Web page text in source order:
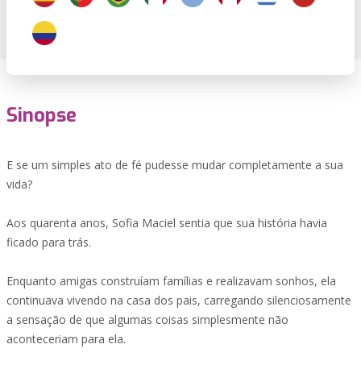
Sinopse
E se um simples ato de fé pudesse mudar completamente a sua
vida?
Aos quarenta anos, Sofia Maciel sentia que sua história havia
ficado para trás.
Enquanto amigas construíam famílias e realizavam sonhos, ela
continuava vivendo na casa dos pais, carregando silenciosamente
a sensação de que algumas coisas simplesmente não
aconteceriam para ela.